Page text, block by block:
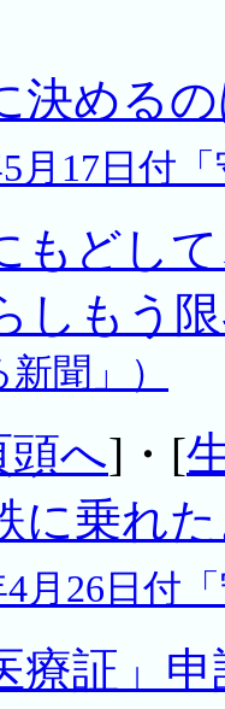
決める
月17日付
もどし
しもう
聞」）
頭へ]・[
に乗れ
4月26日付
療証」